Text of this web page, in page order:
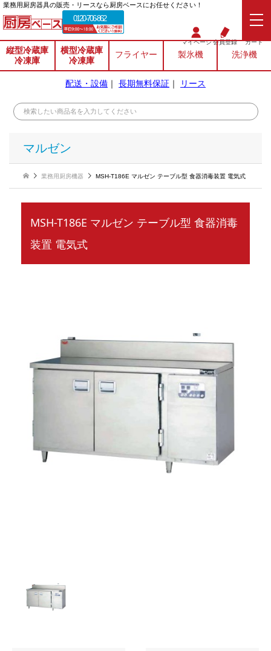
業務⽤厨房器具の販売・リースなら厨房ベースにお任せください！
0120-706-862
マイページ会員登録 カート
縦型冷蔵庫
冷凍庫
横型冷蔵庫
冷凍庫
フライヤー 製氷機 洗浄機
配送・設備 ｜ 長期無料保証 ｜ リース
マルゼン
業務用厨房機器 MSH-T186E マルゼン テーブル型 食器消毒装置 電気式
MSH-T186E マルゼン テーブル型 食器消毒
装置 電気式